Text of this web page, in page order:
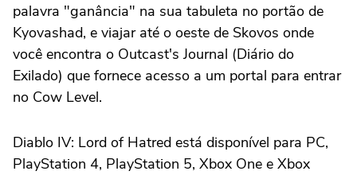
palavra "ganância" na sua tabuleta no portão de
Kyovashad, e viajar até o oeste de Skovos onde
você encontra o Outcast's Journal (Diário do
Exilado) que fornece acesso a um portal para entrar
no Cow Level.
Diablo IV: Lord of Hatred está disponível para PC,
PlayStation 4, PlayStation 5, Xbox One e Xbox